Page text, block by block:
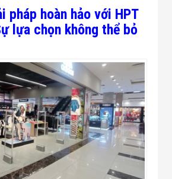
Bị Ngành May
Mặc - Giày Da
Giải Pháp Thiết
Giải Pháp Thiết
Bị Ngành Giáo
Dục
Giải Pháp Thiết
Bị Ngành Bán
Lẻ - Retail
Giải Pháp
Chuyên Dụng
Ngành Công An
- Quân Đội
Giải Pháp Bãi
pháp hoàn hảo với HPT
lựa chọn không thể bỏ